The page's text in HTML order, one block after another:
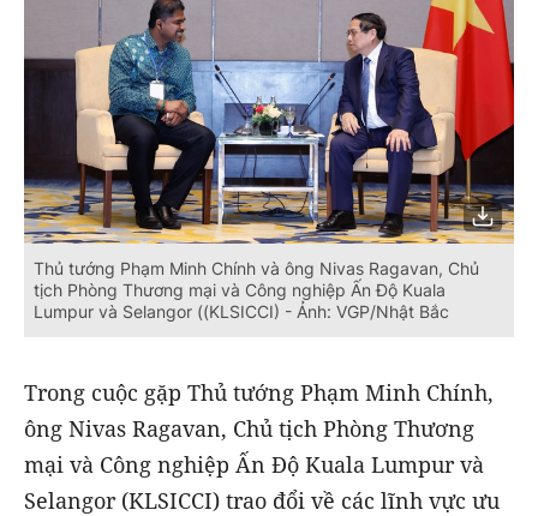
Thủ tướng Phạm Minh Chính và ông Nivas Ragavan, Chủ
tịch Phòng Thương mại và Công nghiệp Ấn Độ Kuala
Lumpur và Selangor ((KLSICCI) - Ảnh: VGP/Nhật Bắc
Trong cuộc gặp Thủ tướng Phạm Minh Chính,
ông Nivas Ragavan, Chủ tịch Phòng Thương
mại và Công nghiệp Ấn Độ Kuala Lumpur và
Selangor (KLSICCI) trao đổi về các lĩnh vực ưu